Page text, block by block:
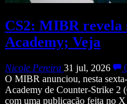
CS2: MIBR revela
Academy; Veja
Nicole Pereira 31 jul, 2026
O MIBR anunciou, nesta
Academy de Counter-Strike 2
com uma publicação feita no